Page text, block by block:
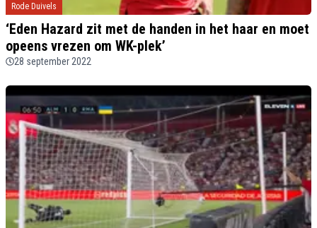
Rode Duivels
‘Eden Hazard zit met de handen in het haar en moet
opeens vrezen om WK-plek’
28 september 2022